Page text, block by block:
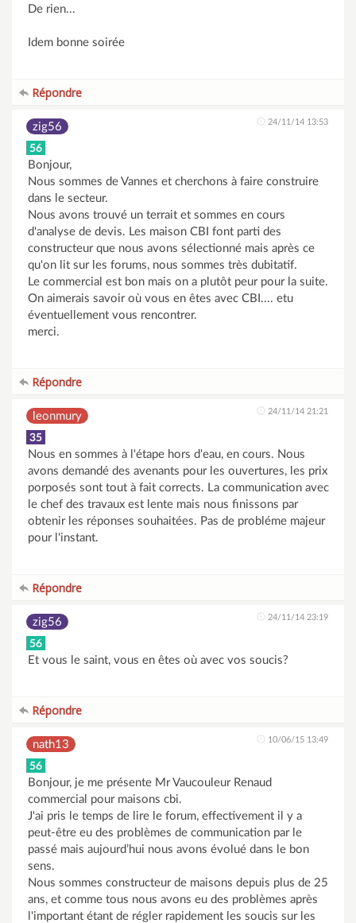
De rien...
Idem bonne soirée
Répondre
zig56 24/11/14 13:53
56
Bonjour,
Nous sommes de Vannes et cherchons à faire construire
dans le secteur.
Nous avons trouvé un terrait et sommes en cours
d'analyse de devis. Les maison CBI font parti des
constructeur que nous avons sélectionné mais après ce
qu'on lit sur les forums, nous sommes très dubitatif.
Le commercial est bon mais on a plutôt peur pour la suite.
On aimerais savoir où vous en êtes avec CBI.... etu
éventuellement vous rencontrer.
merci.
Répondre
leonmury 24/11/14 21:21
35
Nous en sommes à l'étape hors d'eau, en cours. Nous
avons demandé des avenants pour les ouvertures, les prix
porposés sont tout à fait corrects. La communication avec
le chef des travaux est lente mais nous finissons par
obtenir les réponses souhaitées. Pas de probléme majeur
pour l'instant.
Répondre
zig56 24/11/14 23:19
56
Et vous le saint, vous en êtes où avec vos soucis?
Répondre
nath13 10/06/15 13:49
56
Bonjour, je me présente Mr Vaucouleur Renaud
commercial pour maisons cbi.
J'ai pris le temps de lire le forum, effectivement il y a
peut-être eu des problèmes de communication par le
passé mais aujourd’hui nous avons évolué dans le bon
sens.
Nous sommes constructeur de maisons depuis plus de 25
ans, et comme tous nous avons eu des problèmes après
l'important étant de régler rapidement les soucis sur les